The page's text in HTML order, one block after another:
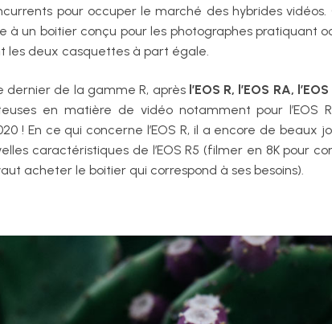
pour occuper le marché des hybrides vidéos.
à un boitier conçu pour les photographes pratiquant
les deux casquettes à part égale.
dernier de la gamme R, après l’EOS R, l’EOS RA,
en matière de vidéo notamment pour l’EOS
En ce qui concerne l’EOS R, il a encore de beaux
caractéristiques de l’EOS R5 (filmer en 8K pour
acheter le boitier qui correspond à ses besoins).